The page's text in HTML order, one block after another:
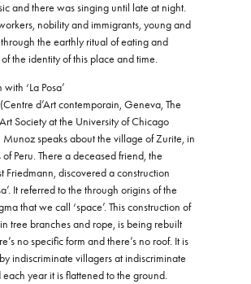
and there was singing until late at night.
nobility and immigrants, young and
the earthly ritual of eating and
the identity of this place and time.
‘La Posa’
(Centre d’Art contemporain, Geneva, The
Society at the University of Chicago
Munoz speaks about the village of Zurite, in
Peru. There a deceased friend, the
Friedmann, discovered a construction
It referred to the through origins of the
that we call ‘space’. This construction of
tree branches and rope, is being rebuilt
no specific form and there’s no roof. It is
indiscriminate villagers at indiscriminate
each year it is flattened to the ground.